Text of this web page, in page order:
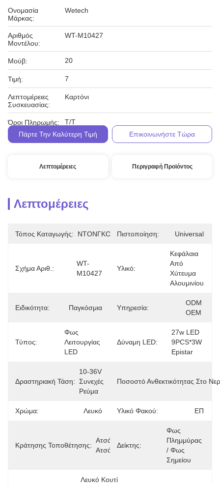
Ονομασία
Μάρκας:
Wetech
Αριθμός
Μοντέλου:
WT-M10427
Μούβ: 20
Τιμή: 7
Λεπτομέρειες
Συσκευασίας:
Καρτόνι
Όροι Πληρωμής:
Τ/Τ
Πάρτε Την Καλύτερη Τιμή
Επικοινωνήστε Τώρα
Λεπτομέρειες Περιγραφή Προϊόντος
Λεπτομέρειες
Τόπος Καταγωγής: ΝΤΟΝΓΚΟΥΑΝΠιστοποίηση: Universal
Σχήμα Αριθ.:
WT-
M10427
Υλικό:
Κεφάλαια
Από
Χύτευμα
Αλουμινίου
Ειδικότητα: Παγκόσμια Υπηρεσία:
ODM
OEM
Τύπος:
Φως
Λειτουργίας
LED
Δύναμη LED:
27w LED
9PCS*3W
Epistar
Δραστηριακή Τάση:
10-36V
Συνεχές
Ρεύμα
Ποσοστό Ανθεκτικότητας Στο
Χρώμα: Λευκό Υλικό Φακού: ΕΠ
Κράτησης Τοποθέτησης:
Ατσάλι
Ατσάλι
Δείκτης:
Φως
Πλημμύρας
/ Φως
Σημείου
Λευκό Κουτί